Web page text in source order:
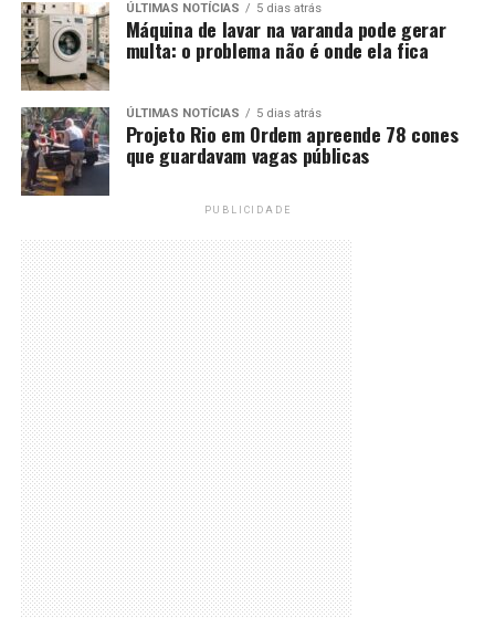
ÚLTIMAS NOTÍCIAS 5 dias atrás
Máquina de lavar na varanda pode gerar
multa: o problema não é onde ela fica
ÚLTIMAS NOTÍCIAS 5 dias atrás
Projeto Rio em Ordem apreende 78 cones
que guardavam vagas públicas
PUBLICIDADE